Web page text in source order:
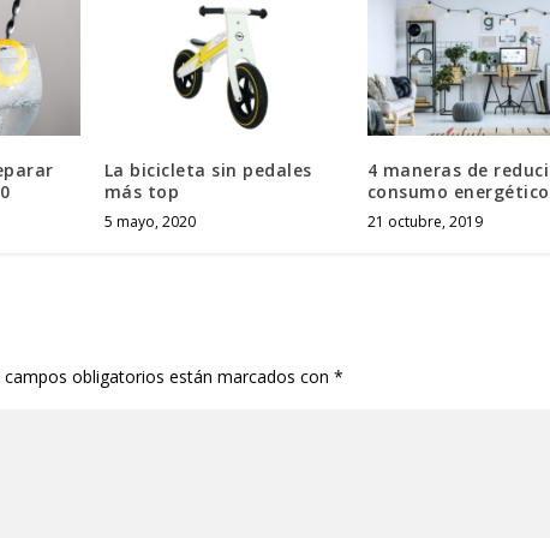
La bicicleta sin pedales
más top
5 mayo, 2020
4 maneras de
consumo energético
21 octubre, 2019
campos obligatorios están marcados con*